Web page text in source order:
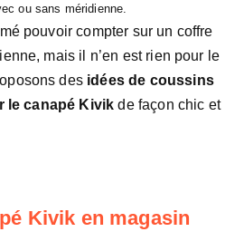
ou sans méridienne.
pouvoir compter sur un coffre
mais il n’en est rien pour le
desidées de coussins
le canapé Kivik de façon chic et
Kivik en magasin